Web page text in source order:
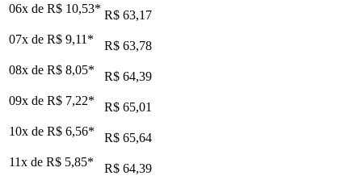
06x de R$ 10,53* R$ 63,17
07x de R$ 9,11 *
R$ 63,78
08x de R$ 8,05*
R$ 64,39
09x de R$ 7,22*
R$ 65,01
10x de R$ 6,56*
R$ 65,64
11x de R$ 5,85*
R$ 64,39